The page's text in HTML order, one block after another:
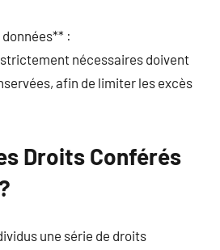
:
strictement nécessaires doivent
afin de limiter les excès
Droits Conférés
une série de droits